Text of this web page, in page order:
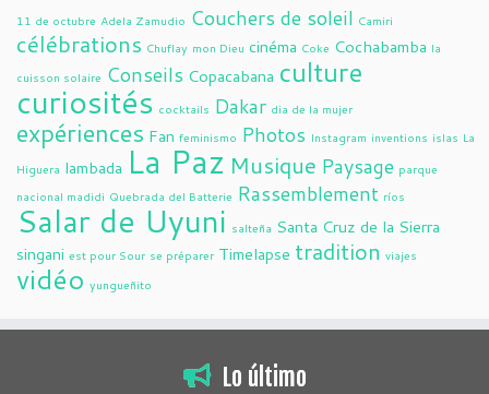
11 de octubre Adela Zamudio Couchers de soleil Camiri
célébrations Chuflay mon Dieu cinéma Coke Cochabamba la
cuisson solaire Conseils Copacabana culture
curiosités cocktails Dakar dia de la mujer
expériences Fan feminismo Photos Instagram inventions islas La
Higuera lambada La Paz Musique Paysage parque
nacional madidi Quebrada del Batterie Rassemblement ríos
Salar de Uyuni salteña Santa Cruz de la Sierra
singani est pour Sour se préparer Timelapse tradition viajes
vidéo yungueñito
Lo último